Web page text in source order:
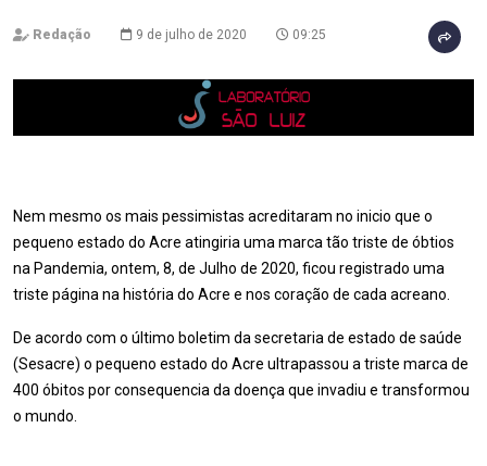
Redação 9 de julho de 2020 09:25
Nem mesmo os mais pessimistas acreditaram no inicio que o
pequeno estado do Acre atingiria uma marca tão triste de óbtios
na Pandemia, ontem, 8, de Julho de 2020, ficou registrado uma
triste página na história do Acre e nos coração de cada acreano.
De acordo com o último boletim da secretaria de estado de saúde
(Sesacre) o pequeno estado do Acre ultrapassou a triste marca de
400 óbitos por consequencia da doença que invadiu e transformou
o mundo.